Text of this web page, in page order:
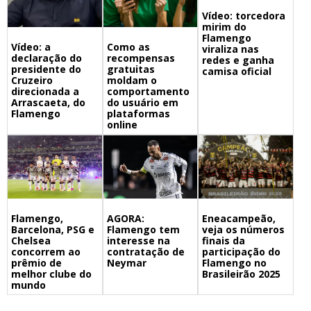
Vídeo: a
declaração do
presidente do
Cruzeiro
direcionada a
Arrascaeta, do
Flamengo
Como as
recompensas
gratuitas
moldam o
comportamento
do usuário em
plataformas
online
Vídeo: torcedora
mirim do
Flamengo
viraliza nas
redes e ganha
camisa oficial
Flamengo,
Barcelona, PSG e
Chelsea
concorrem ao
prêmio de
melhor clube do
mundo
AGORA:
Flamengo tem
interesse na
contratação de
Neymar
Eneacampeão,
veja os números
finais da
participação do
Flamengo no
Brasileirão 2025